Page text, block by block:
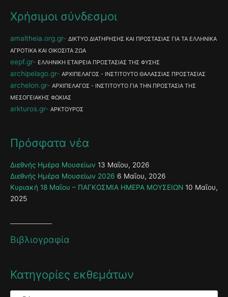
Χρήσιμοι σύνδεσμοι
amaltheia.org.gr
ΔΙΚΤΥΟ ΔΙΑΤΗΡΗΣΗΣ ΚΑΙ ΠΡΟΣΤΑΣΙΑΣ ΓΙΑ ΤΑ ΕΛΛΗΝΙΚΑ
ΑΓΡΟΤΙΚΑ ΚΑΙ ΟΙΚΟΣΙΤΑ ΖΩΑ
eepf.gr ΕΛΛΗΝΙΚΗ ΕΤΑΙΡΕΙΑ ΠΡΟΣΤΑΣΙΑΣ ΤΗΣ ΦΥΣΗΣ
archipelago.gr ΑΡΧΙΠΕΛΑΓΟΣ - ΙΝΣΤΙΤΟΥΤΟ ΘΑΛΑΣΣΙΑΣ ΠΡΟΣΤΑΣΙΑΣ
archelon.gr
ΑΡΧΙΠΕΛΑΓΟΣ - ΙΝΣΤΙΤΟΥΤΟ ΓΙΑ ΤΗΝ ΠΡΟΣΤΑΣΙΑ ΤΗΣ
ΜΕΣΟΓΕΙΑΚΗΣ ΦΩΚΙΑΣ
arkturos.gr ΑΡΚΤΟΥΡΟΣ
Πρόσφατα νέα
Διεθνής Ημέρα Μουσείων 13 Μαΐου, 2026
Διεθνής Ημέρα Μουσείων 2026 6 Μαΐου, 2026
Κυριακή 18 Μαΐου – ΠΑΓΚΟΣΜΙΑ ΗΜΕΡΑ ΜΟΥΣΕΙΩΝ 10 Μαΐου,
2025
Βιβλιογραφία
Κατηγορίες εκθεμάτων